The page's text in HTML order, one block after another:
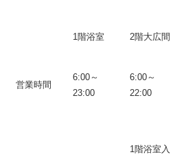
1階浴室 2階大広間
営業時間
6:00～
23:00
6:00～
22:00
1階浴室入